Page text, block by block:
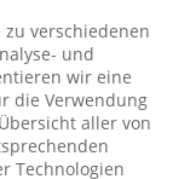
zu verschiedenen
und
wir eine
die Verwendung
aller von
Technologien